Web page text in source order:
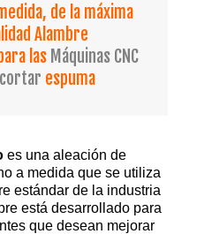
de la máxima
Alambre
las Máquinas CNC
espuma
es una aleación de
a medida que se utiliza
estándar de la industria
está desarrollado para
que desean mejorar